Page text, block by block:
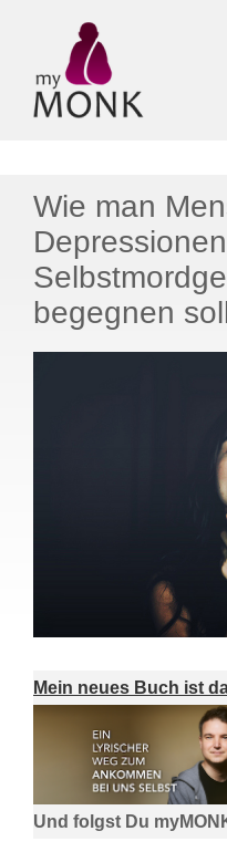
Wie man
begegnen
Mein neues Buch ist
Und folgst Du